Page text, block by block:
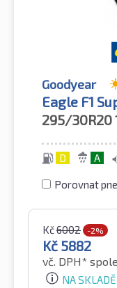
Goodyear
Eagle F1
295/30R20
D A
Porovnat
Kč6002 -2%
Kč 5882
vč. DPH*
NA SKLADĚ